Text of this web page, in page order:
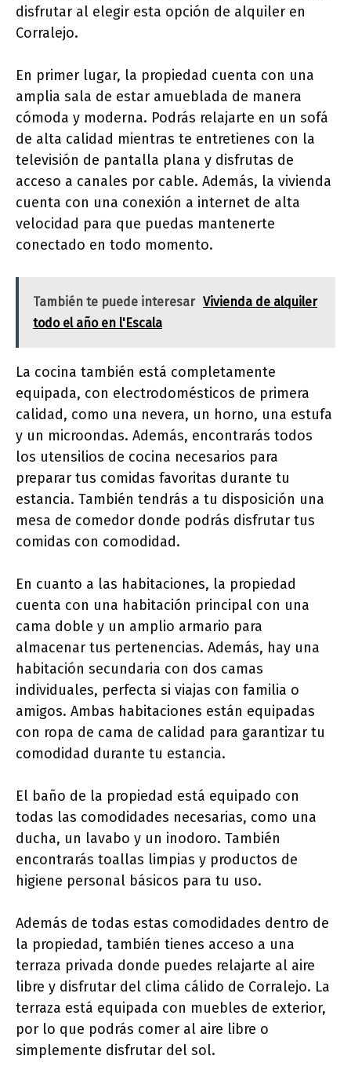
disfrutar al elegir esta opción de alquiler en
Corralejo.
En primer lugar, la propiedad cuenta con una
amplia sala de estar amueblada de manera
cómoda y moderna. Podrás relajarte en un sofá
de alta calidad mientras te entretienes con la
televisión de pantalla plana y disfrutas de
acceso a canales por cable. Además, la vivienda
cuenta con una conexión a internet de alta
velocidad para que puedas mantenerte
conectado en todo momento.
También te puede interesar Vivienda de alquiler
todo el año en l'Escala
La cocina también está completamente
equipada, con electrodomésticos de primera
calidad, como una nevera, un horno, una estufa
y un microondas. Además, encontrarás todos
los utensilios de cocina necesarios para
preparar tus comidas favoritas durante tu
estancia. También tendrás a tu disposición una
mesa de comedor donde podrás disfrutar tus
comidas con comodidad.
En cuanto a las habitaciones, la propiedad
cuenta con una habitación principal con una
cama doble y un amplio armario para
almacenar tus pertenencias. Además, hay una
habitación secundaria con dos camas
individuales, perfecta si viajas con familia o
amigos. Ambas habitaciones están equipadas
con ropa de cama de calidad para garantizar tu
comodidad durante tu estancia.
El baño de la propiedad está equipado con
todas las comodidades necesarias, como una
ducha, un lavabo y un inodoro. También
encontrarás toallas limpias y productos de
higiene personal básicos para tu uso.
Además de todas estas comodidades dentro de
la propiedad, también tienes acceso a una
terraza privada donde puedes relajarte al aire
libre y disfrutar del clima cálido de Corralejo. La
terraza está equipada con muebles de exterior,
por lo que podrás comer al aire libre o
simplemente disfrutar del sol.